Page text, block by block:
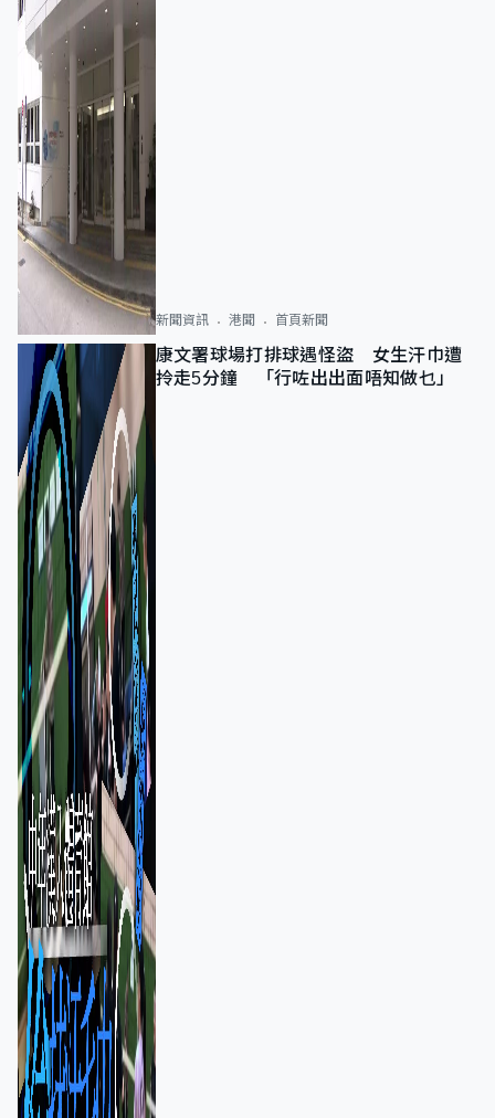
新聞資訊 港聞 首頁新聞
康文署球場打排球遇怪盜 女生汗巾遭
拎走5分鐘 「行咗出出面唔知做乜」